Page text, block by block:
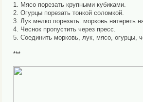
1. Мясо порезать крупными кубиками.
2. Огурцы порезать тонкой соломкой.
3. Лук мелко порезать. морковь натереть
4. Чеснок пропустить через пресс.
5. Соединить морковь, лук, мясо, огурцы,
***